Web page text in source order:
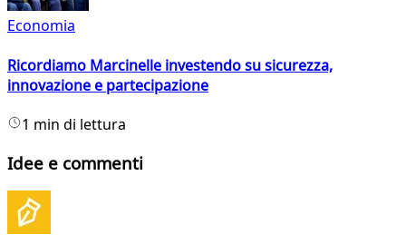
Economia
Ricordiamo Marcinelle investendo su sicurezza,
innovazione e partecipazione
1 min di lettura
Idee e commenti